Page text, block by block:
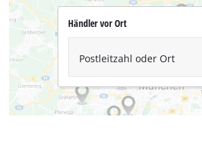
Händler vor Ort
Postleitzahl oder Ort